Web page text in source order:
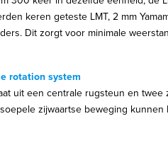
keren geteste LMT, 2 mm
Dit zorgt voor minimale
rotation system
uit een centrale rugsteun en twee
zijwaartse beweging